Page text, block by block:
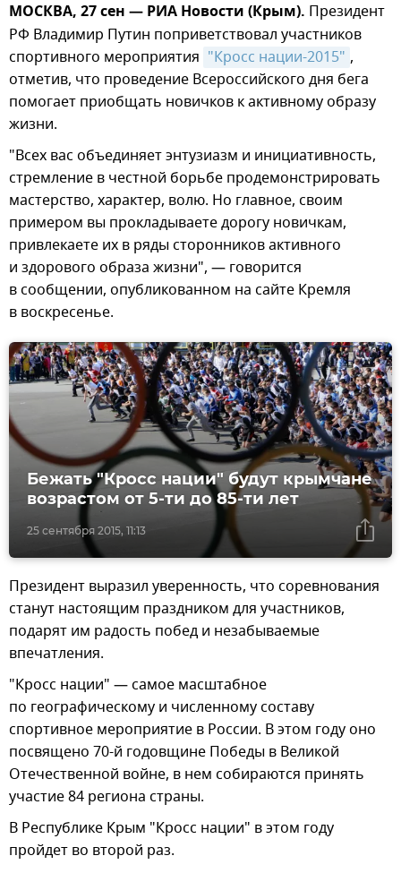
МОСКВА, 27 сен — РИА Новости (Крым). Президент
РФ Владимир Путин поприветствовал участников
спортивного мероприятия "Кросс нации-2015" ,
отметив, что проведение Всероссийского дня бега
помогает приобщать новичков к активному образу
жизни.
"Всех вас объединяет энтузиазм и инициативность,
стремление в честной борьбе продемонстрировать
мастерство, характер, волю. Но главное, своим
примером вы прокладываете дорогу новичкам,
привлекаете их в ряды сторонников активного
и здорового образа жизни", — говорится
в сообщении, опубликованном на сайте Кремля
в воскресенье.
25 сентября 2015, 11:13
Бежать "Кросс нации" будут крымчане
возрастом от 5-ти до 85-ти лет
Президент выразил уверенность, что соревнования
станут настоящим праздником для участников,
подарят им радость побед и незабываемые
впечатления.
"Кросс нации" — самое масштабное
по географическому и численному составу
спортивное мероприятие в России. В этом году оно
посвящено 70-й годовщине Победы в Великой
Отечественной войне, в нем собираются принять
участие 84 региона страны.
В Республике Крым "Кросс нации" в этом году
пройдет во второй раз.